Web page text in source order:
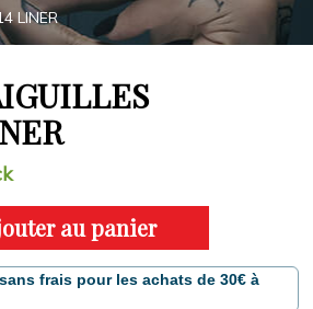
LINER
au panier
frais pour les achats de 30€ à